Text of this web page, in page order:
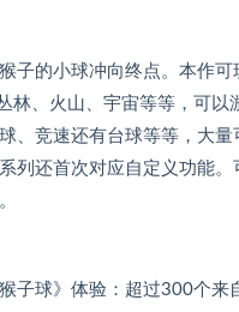
子的小球冲向终点。本作可
林、火山、宇宙等等，可以
、竞速还有台球等等，大量
列还首次对应自定义功能。
子球》体验：超过300个来